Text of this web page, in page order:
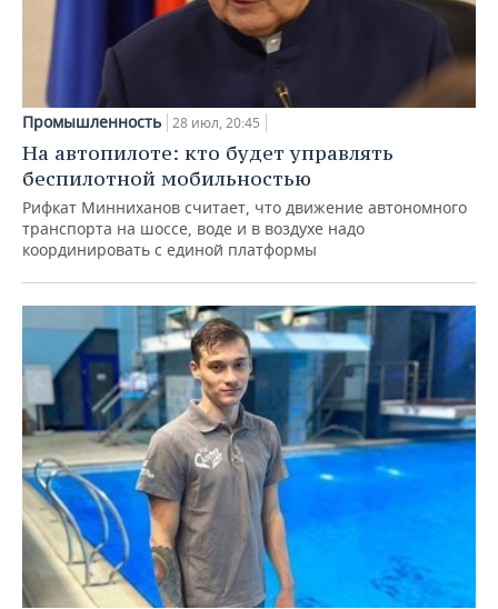
Промышленность 28 июл, 20:45
На автопилоте: кто будет управлять
беспилотной мобильностью
Рифкат Минниханов считает, что движение автономного
транспорта на шоссе, воде и в воздухе надо
координировать с единой платформы